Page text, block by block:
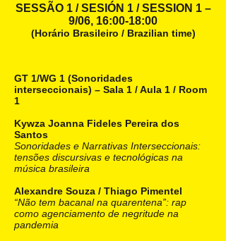
SESSÃO 1 / SESIÓN 1 / SESSION 1 –
9/06, 16:00-18:00
(Horário Brasileiro / Brazilian time)
GT 1/WG 1 (Sonoridades
interseccionais) – Sala 1 / Aula 1 / Room
1
Kywza Joanna Fideles Pereira dos
Santos
Sonoridades e Narrativas Interseccionais:
tensões discursivas e tecnológicas na
música brasileira
Alexandre Souza / Thiago Pimentel
“Não tem bacanal na quarentena”: rap
como agenciamento de negritude na
pandemia